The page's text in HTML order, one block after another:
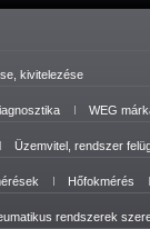
kivitelezése
WEG
Üzemvitel, rendszer
Hőfokmérés
rendszerek